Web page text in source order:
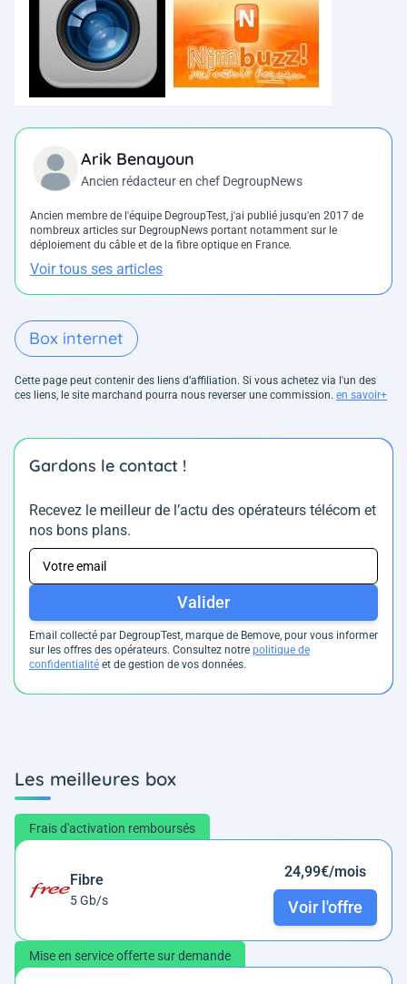
Arik Benayoun
Ancien rédacteur en chef DegroupNews
Ancien membre de l'équipe DegroupTest, j'ai publié jusqu'en 2017 de
nombreux articles sur DegroupNews portant notamment sur le
déploiement du câble et de la fibre optique en France.
Voir tous ses articles
Box internet
Cette page peut contenir des liens d’affiliation. Si vous achetez via l'un des
ces liens, le site marchand pourra nous reverser une commission. en savoir+
Gardons le contact !
Recevez le meilleur de l’actu des opérateurs télécom et
nos bons plans.
Valider
Email collecté par DegroupTest, marque de Bemove, pour vous informer
sur les offres des opérateurs. Consultez notre politique de
confidentialité et de gestion de vos données.
Les meilleures box
Frais d'activation remboursés
Fibre
5 Gb/s
24,99€/mois
Voir l'offre
Mise en service offerte sur demande